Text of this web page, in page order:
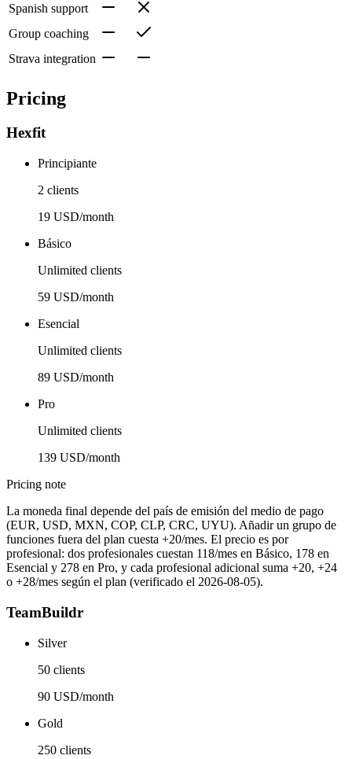
Spanish support
Group coaching
Strava integration
Pricing
Hexfit
Principiante
2 clients
19 USD/month
Básico
Unlimited clients
59 USD/month
Esencial
Unlimited clients
89 USD/month
Pro
Unlimited clients
139 USD/month
Pricing note
La moneda final depende del país de emisión del medio de pago
(EUR, USD, MXN, COP, CLP, CRC, UYU). Añadir un grupo de
funciones fuera del plan cuesta +20/mes. El precio es por
profesional: dos profesionales cuestan 118/mes en Básico, 178 en
Esencial y 278 en Pro, y cada profesional adicional suma +20, +24
o +28/mes según el plan (verificado el 2026-08-05).
TeamBuildr
Silver
50 clients
90 USD/month
Gold
250 clients